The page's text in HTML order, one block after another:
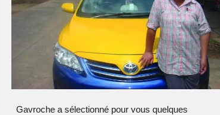
Gavroche a sélectionné pour vous quelques